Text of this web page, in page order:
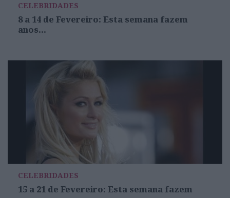
CELEBRIDADES
8 a 14 de Fevereiro: Esta semana fazem
anos...
CELEBRIDADES
15 a 21 de Fevereiro: Esta semana fazem